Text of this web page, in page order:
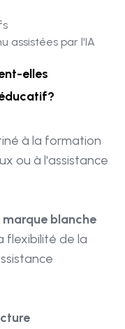
assistées par l'IA
elles
à la formation
ou à l'assistance
blanche
flexibilité de la